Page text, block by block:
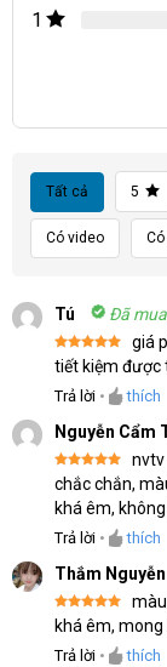
1
Tất cả 5
Có video
Tú Đã
Được xếp
hạng55
sao
giá
tiết kiệm được
Trả lời • thích
Nguyễn Cẩm
Được xếp
hạng55
sao
nvtv
chắc chắn,
khá êm,
Trả lời • thích
Thắm Nguyễn
Được xếp
hạng55
sao
khá êm, mong
Trả lời • thích